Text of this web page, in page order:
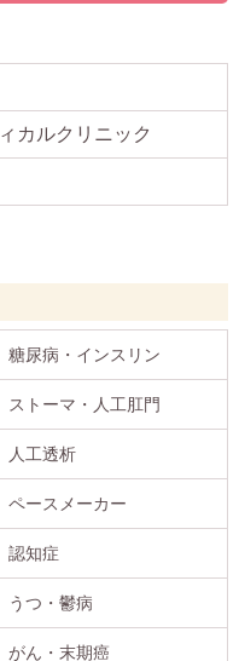
カルクリニック
糖尿病・インスリン
ストーマ・人工肛門
人工透析
ペースメーカー
認知症
うつ・鬱病
がん・末期癌